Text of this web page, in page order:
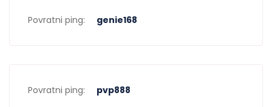
Povratni ping: genie168
Povratni ping: pvp888